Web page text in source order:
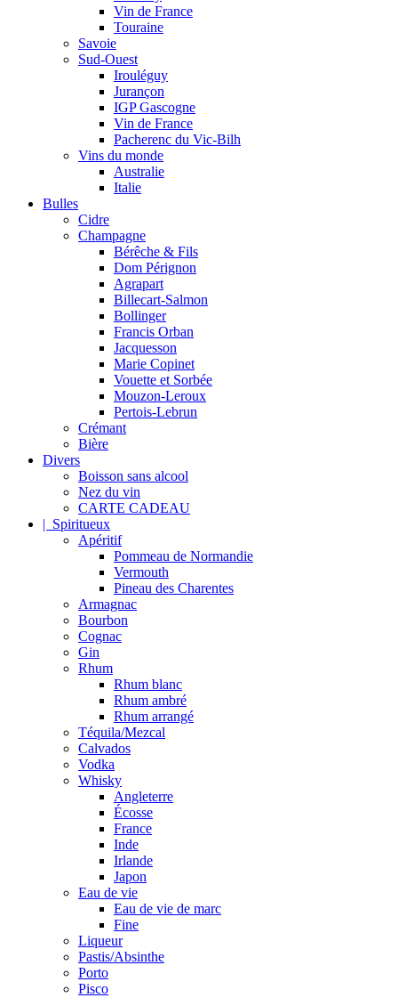
Vin de France
Touraine
Savoie
Sud-Ouest
Irouléguy
Jurançon
IGP Gascogne
Vin de France
Pacherenc du Vic-Bilh
Vins du monde
Australie
Italie
Bulles
Cidre
Champagne
Bérêche & Fils
Dom Pérignon
Agrapart
Billecart-Salmon
Bollinger
Francis Orban
Jacquesson
Marie Copinet
Vouette et Sorbée
Mouzon-Leroux
Pertois-Lebrun
Crémant
Bière
Divers
Boisson sans alcool
Nez du vin
CARTE CADEAU
| Spiritueux
Apéritif
Pommeau de Normandie
Vermouth
Pineau des Charentes
Armagnac
Bourbon
Cognac
Gin
Rhum
Rhum blanc
Rhum ambré
Rhum arrangé
Téquila/Mezcal
Calvados
Vodka
Whisky
Angleterre
Écosse
France
Inde
Irlande
Japon
Eau de vie
Eau de vie de marc
Fine
Liqueur
Pastis/Absinthe
Porto
Pisco